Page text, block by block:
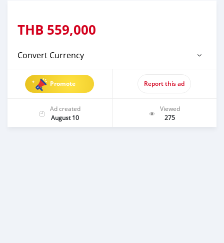
THB 559,000
Convert Currency
Promote Report this ad
Ad created
August 10
Viewed
275